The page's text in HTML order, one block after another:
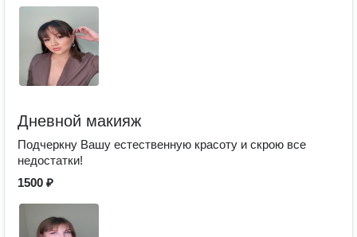
Дневной макияж
Подчеркну Вашу естественную красоту и скрою все
недостатки!
1500 ₽